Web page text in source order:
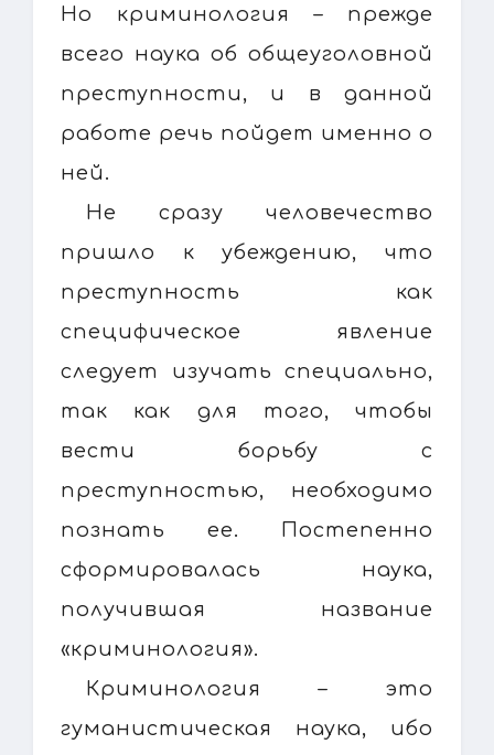
Но криминология – прежде
всего наука об общеуголовной
преступности, и в данной
работе речь пойдет именно о
ней.
Не сразу человечество
пришло к убеждению, что
преступность как
специфическое явление
следует изучать специально,
так как для того, чтобы
вести борьбу с
преступностью, необходимо
познать ее. Постепенно
сформировалась наука,
получившая название
«криминология».
Криминология – это
гуманистическая наука, ибо